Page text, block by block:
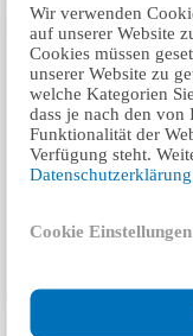
Wir verwenden
auf unserer Website
Cookies müssen
unserer Website zu
welche Kategorien
dass je nach den
Funktionalität der
Verfügung steht.
Cookie
Theoretische